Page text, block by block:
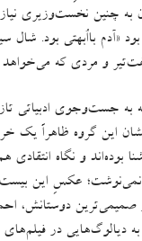
به چنین نخست‌وزیری
«آدم بااُبهتی بود. شال
هفت‌تیر و مردی که
جست‌وجوی ادبیاتی
این گروه ظاهراً یک
بوده‌اند و نگاه
عکسِ این
دوستانش،
در فیلم‌های